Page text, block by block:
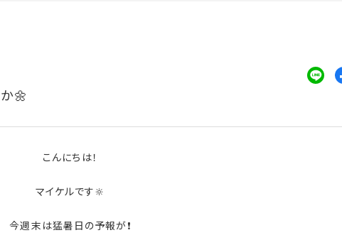
🌼
こんにちは！
マイケルです🔆
今週末は猛暑日の予報が❗